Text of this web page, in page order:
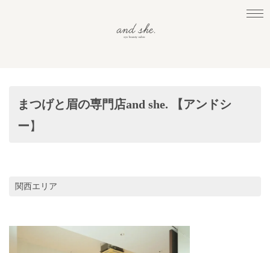
まつげと眉の専門店and she. 【アンドシ
ー】
関西エリア